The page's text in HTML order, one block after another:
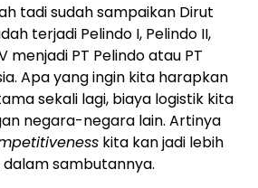
tadi sudah sampaikan Dirut
terjadi Pelindo I, Pelindo II,
menjadi PT Pelindo atau PT
Apa yang ingin kita harapkan
sekali lagi, biaya logistik kita
negara-negara lain. Artinya
kita kan jadi lebih
dalam sambutannya.